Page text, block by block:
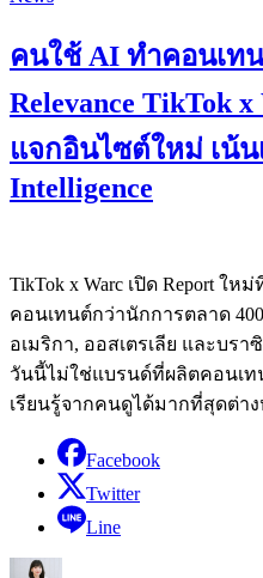
คนใช้ AI ทำคอนเท
Relevance TikTok
แจกอินไซต์ใหม่ เน้
Intelligence
TikTok x Warc เปิด Report ใ
คอนเทนต์กว่านักการตลาด
อเมริกา, ออสเตรเลีย และบร
วันนี้ไม่ใช่แบรนด์ที่ผลิตคอนเท
เรียนรู้จากคนดูได้มากที่สุดต่า
Facebook
Twitter
Line